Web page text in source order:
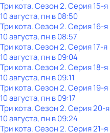
Три кота. Сезон 2. Серия 15-я
10 августа, пн в 08:50
Три кота. Сезон 2. Серия 16-я
10 августа, пн в 08:57
Три кота. Сезон 2. Серия 17-я
10 августа, пн в 09:04
Три кота. Сезон 2. Серия 18-я
10 августа, пн в 09:11
Три кота. Сезон 2. Серия 19-я
10 августа, пн в 09:17
Три кота. Сезон 2. Серия 20-я
10 августа, пн в 09:24
Три кота. Сезон 2. Серия 21-я